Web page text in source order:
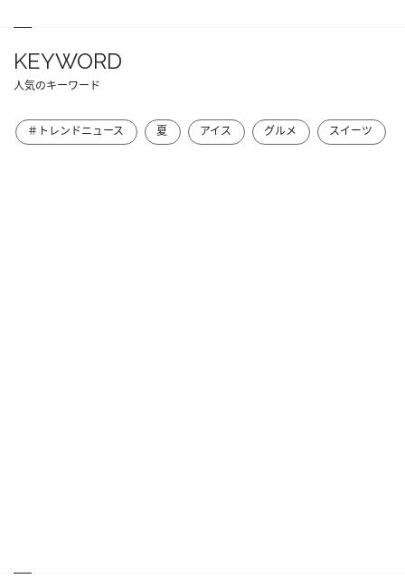
KEYWORD
人気のキーワード
＃トレンドニュース 夏 アイス グルメ スイーツ